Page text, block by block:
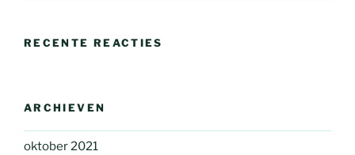
RECENTE REACTIES
ARCHIEVEN
oktober 2021